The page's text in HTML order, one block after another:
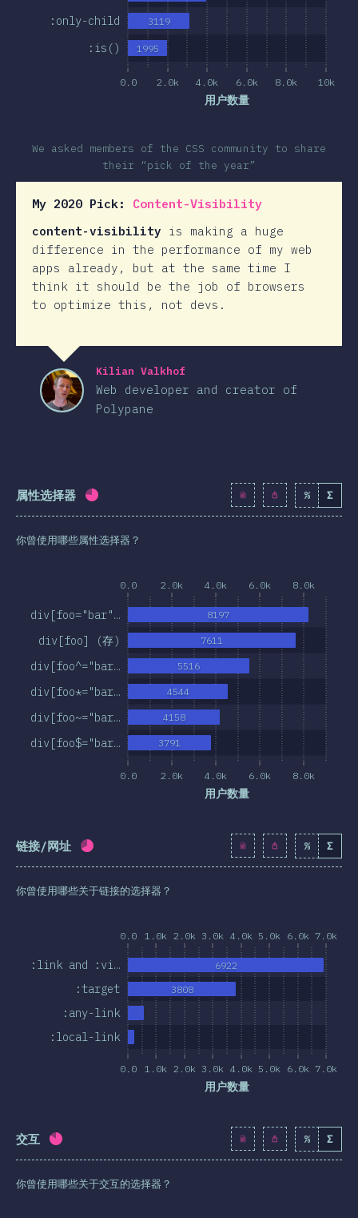
0.0 2.0k 4.0k 6.0k 8.0k 10k
用户数量
:is()
:only-child
1995
3119
We asked members of the CSS community to share
their “pick of the year”
My 2020 Pick: Content-Visibility
content-visibility is making a huge
difference in the performance of my web
apps already, but at the same time I
think it should be the job of browsers
to optimize this, not devs.
Kilian Valkhof
Web developer and creator of
Polypane
属性选择器 完成率: % Σ
你曾使用哪些属性选择器？
0.0 2.0k 4.0k 6.0k 8.0k
0.0 2.0k 4.0k 6.0k 8.0k
用户数量
div[foo$="bar…
div[foo~="bar…
div[foo*="bar…
div[foo^="bar…
div[foo] (存)
div[foo="bar"…
3791
4158
4544
5516
7611
8197
链接/网址 完成率: % Σ
你曾使用哪些关于链接的选择器？
0.0 1.0k 2.0k 3.0k 4.0k 5.0k 6.0k 7.0k
0.0 1.0k 2.0k 3.0k 4.0k 5.0k 6.0k 7.0k
用户数量
:local-link
:any-link
:target
:link and :vi…
3808
6922
交互 完成率: % Σ
你曾使用哪些关于交互的选择器？